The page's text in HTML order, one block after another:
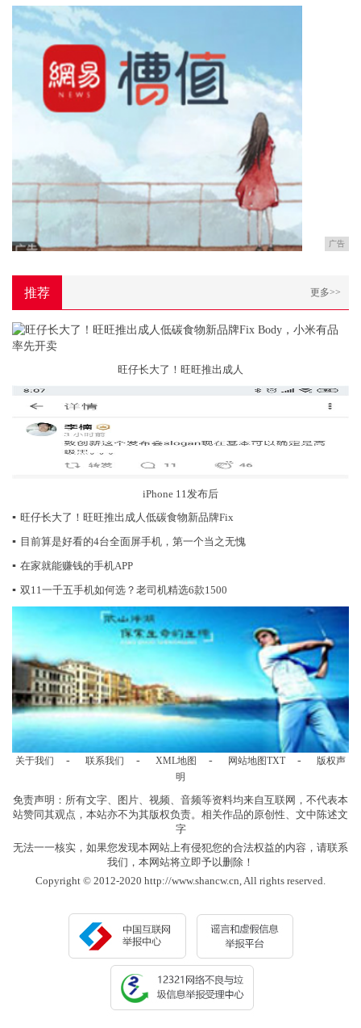
广告
推荐 更多>>
旺仔长大了！旺旺推出成人
iPhone 11发布后
▪ 旺仔长大了！旺旺推出成人低碳食物新品牌Fix
▪ 目前算是好看的4台全面屏手机，第一个当之无愧
▪ 在家就能赚钱的手机APP
▪ 双11一千五手机如何选？老司机精选6款1500
关于我们 - 联系我们 - XML地图 - 网站地图TXT -
版权声
明
免责声明：所有文字、图片、视频、音频等资料均来自互联网，不代表本
站赞同其观点，本站亦不为其版权负责。相关作品的原创性、文中陈述文
字
无法一一核实，如果您发现本网站上有侵犯您的合法权益的内容，请联系
我们，本网站将立即予以删除！
Copyright © 2012-2020 http://www.shancw.cn, All rights reserved.